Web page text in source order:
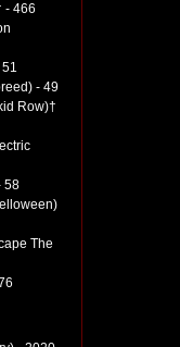
- 466
- 49
Row)†
58
The